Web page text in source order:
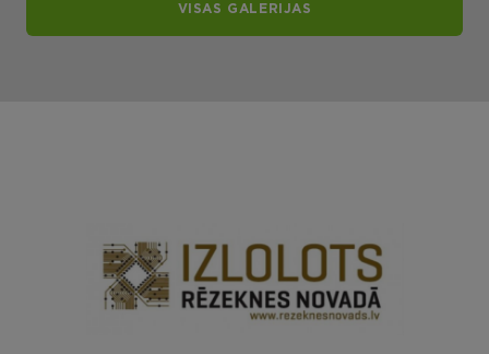
VISAS GALERIJAS